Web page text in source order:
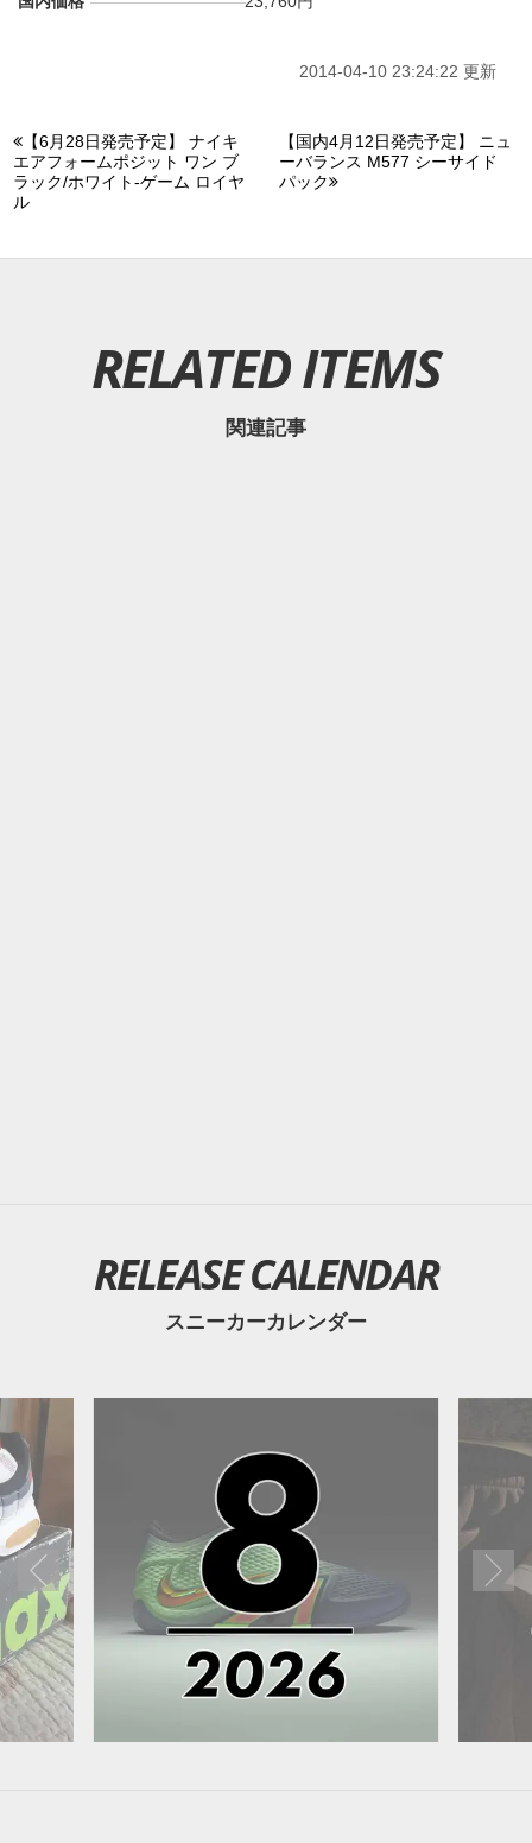
2014-04-10 23:24:22 更新
【6月28日発売予定】 ナイキ
エアフォームポジット ワン ブ
ラック/ホワイト-ゲーム ロイヤ
ル
【国内4月12日発売予定】 ニュ
ーバランス M577 シーサイド
パック
RELATED ITEMS
関連記事
RELEASE CALENDAR
スニーカーカレンダー